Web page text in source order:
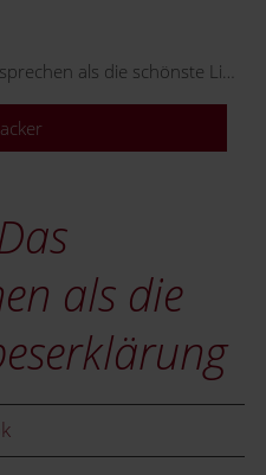
als die schönste Liebeserklärung
als die